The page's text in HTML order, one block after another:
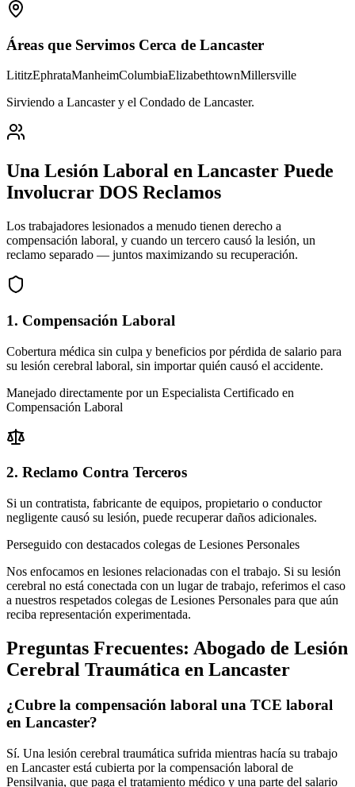
Áreas que Servimos Cerca de Lancaster
LititzEphrataManheimColumbiaElizabethtownMillersville
Sirviendo a Lancaster y el Condado de Lancaster.
Una Lesión Laboral en Lancaster Puede
Involucrar DOS Reclamos
Los trabajadores lesionados a menudo tienen derecho a
compensación laboral, y cuando un tercero causó la lesión, un
reclamo separado — juntos maximizando su recuperación.
1. Compensación Laboral
Cobertura médica sin culpa y beneficios por pérdida de salario para
su lesión cerebral laboral, sin importar quién causó el accidente.
Manejado directamente por un Especialista Certificado en
Compensación Laboral
2. Reclamo Contra Terceros
Si un contratista, fabricante de equipos, propietario o conductor
negligente causó su lesión, puede recuperar daños adicionales.
Perseguido con destacados colegas de Lesiones Personales
Nos enfocamos en lesiones relacionadas con el trabajo. Si su lesión
cerebral no está conectada con un lugar de trabajo, referimos el caso
a nuestros respetados colegas de Lesiones Personales para que aún
reciba representación experimentada.
Preguntas Frecuentes: Abogado de Lesión
Cerebral Traumática en Lancaster
¿Cubre la compensación laboral una TCE laboral
en Lancaster?
Sí. Una lesión cerebral traumática sufrida mientras hacía su trabajo
en Lancaster está cubierta por la compensación laboral de
Pensilvania, que paga el tratamiento médico y una parte del salario